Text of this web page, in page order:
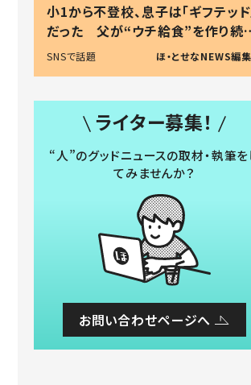
小1から不登校、息子は「ギフテッド
だった 父が“ウチ給食”を作り続
る理由とは #令和の親 #令和の子
SNSで話題 ほ・とせなNEWS編
ライター募集！
“人”のグッドニュースの取材・執筆を
てみませんか？
お問い合わせページへ